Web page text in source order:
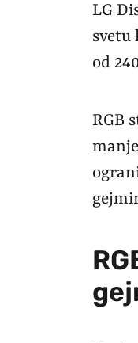
LG
od
RGB